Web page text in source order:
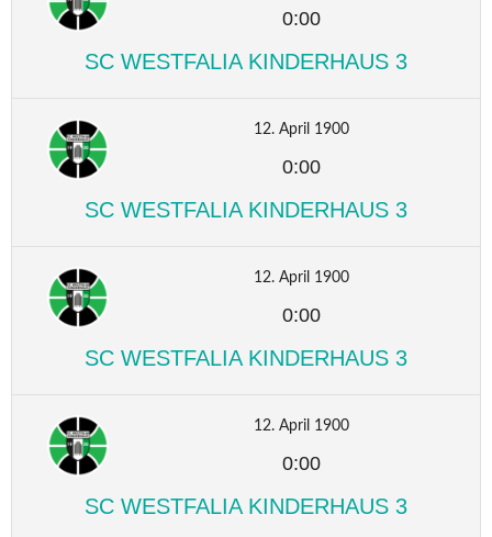
0:00
SC WESTFALIA KINDERHAUS 3
12. April 1900
0:00
SC WESTFALIA KINDERHAUS 3
12. April 1900
0:00
SC WESTFALIA KINDERHAUS 3
12. April 1900
0:00
SC WESTFALIA KINDERHAUS 3